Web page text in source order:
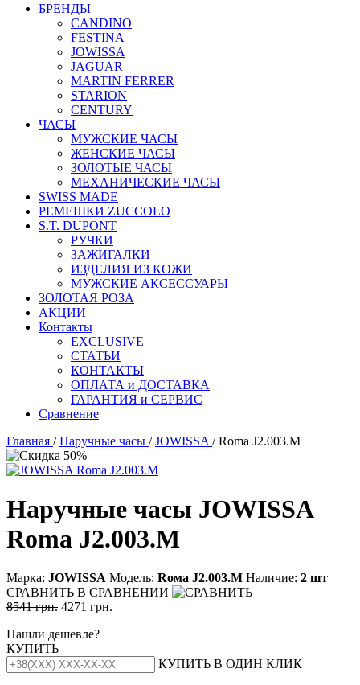
БРЕНДЫ
CANDINO
FESTINA
JOWISSA
JAGUAR
MARTIN FERRER
STARION
CENTURY
ЧАСЫ
МУЖСКИЕ ЧАСЫ
ЖЕНСКИЕ ЧАСЫ
ЗОЛОТЫЕ ЧАСЫ
МЕХАНИЧЕСКИЕ ЧАСЫ
SWISS MADE
РЕМЕШКИ ZUCCOLO
S.T. DUPONT
РУЧКИ
ЗАЖИГАЛКИ
ИЗДЕЛИЯ ИЗ КОЖИ
МУЖСКИЕ АКСЕССУАРЫ
ЗОЛОТАЯ РОЗА
АКЦИИ
Контакты
EXCLUSIVE
СТАТЬИ
КОНТАКТЫ
ОПЛАТА и ДОСТАВКА
ГАРАНТИЯ и СЕРВИС
Сравнение
Главная /Наручные часы /JOWISSA / Roma J2.003.M
Наручные часы JOWISSA
Roma J2.003.M
Марка: JOWISSA Модель: Rома J2.003.М Наличие: 2 шт
СРАВНИТЬ В СРАВНЕНИИ
8541 грн. 4271 грн.
Нашли дешевле?
КУПИТЬ
КУПИТЬ В ОДИН КЛИК